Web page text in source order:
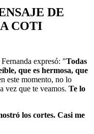
DE
COTI
expresó: "Todas
que es hermosa, que
este momento, no lo
vez que te veamos. Te lo
los cortes. Casi me